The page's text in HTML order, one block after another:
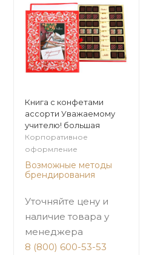
Книга с конфетами
ассорти Уважаемому
учителю! большая
Корпоративное
оформление
Возможные методы
брендирования
Уточняйте цену и
наличие товара у
менеджера
8 (800) 600-53-53